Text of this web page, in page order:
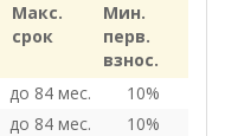
Макс.
срок
Мин.
перв.
взнос.
до 84 мес.
10%
до 84 мес.
10%